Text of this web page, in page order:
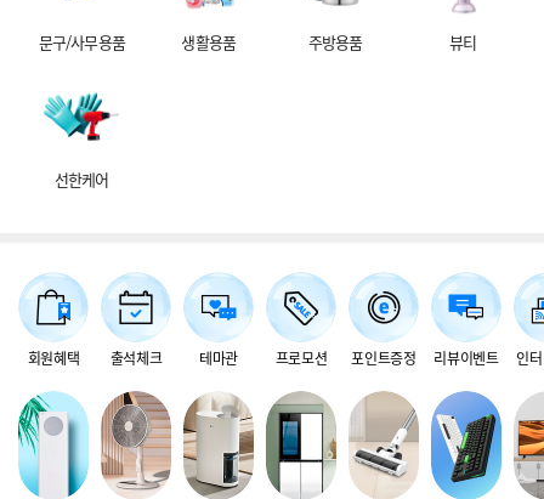
문구/사무용품 생활용품 주방용품 뷰티
선한케어
회원혜택 출석체크 테마관 프로모션 포인트증정 리뷰이벤트 인